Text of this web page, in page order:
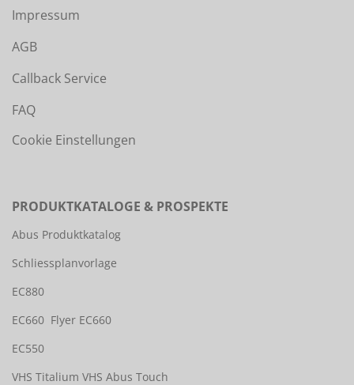
Impressum
AGB
Callback Service
FAQ
Cookie Einstellungen
PRODUKTKATALOGE & PROSPEKTE
Abus Produktkatalog
Schliessplanvorlage
EC880
EC660 Flyer EC660
EC550
VHS Titalium VHS Abus Touch